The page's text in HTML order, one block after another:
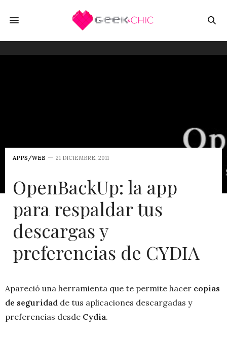
APPS/WEB 21 DICIEMBRE, 2011
OpenBackUp: la app
para respaldar tus
descargas y
preferencias de CYDIA
Apareció una herramienta que te permite hacer copias
de seguridad de tus aplicaciones descargadas y
preferencias desde Cydia.